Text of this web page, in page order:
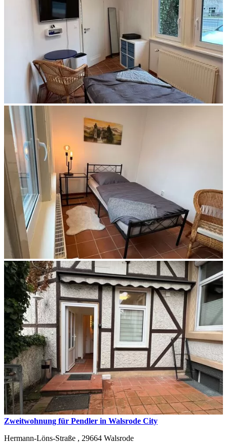
Zweitwohnung für Pendler in Walsrode City
Hermann-Löns-Straße , 29664 Walsrode